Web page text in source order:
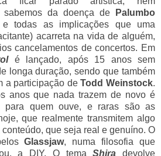
sabemos da doença de
Palumbo
todas as implicações que uma
acarreta na vida de alguém,
cancelamentos de concertos. Em
é lançado, após 15 anos sem
longa duração, sendo que também
a participação deTodd Weinstock.
anos que nada trazem de novo é
para quem ouve, e raras são as
que realmente transmitem algo
que seja real e genuíno. O
Glassjaw, numa filosofia que
a DIY. O temaShira devolve